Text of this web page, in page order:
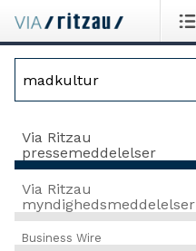
Via Ritzau
pressemeddelelser
Via Ritzau
myndighedsmeddelelser
Business Wire